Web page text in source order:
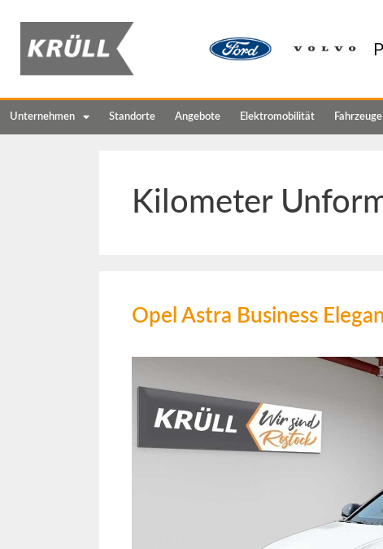
Unternehmen Standorte Angebote Elektromobilität Fahrzeuge
Kilometer
Opel Astra Business